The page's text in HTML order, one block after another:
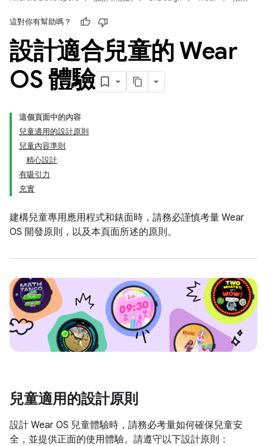
這對你有幫助嗎？
設計適合兒童的 Wear
OS 體驗
這個頁面中的內容
兒童適用的設計原則
兒童內容準則
精心設計
有吸引力
充實
建構兒童專用應用程式和錶面時，請務必謹慎考量 Wear
OS 開發原則，以及本頁面所述的原則。
兒童適用的設計原則
設計 Wear OS 兒童體驗時，請務必考量如何確保兒童安
全，並提供正面的使用體驗。請遵守以下設計原則：